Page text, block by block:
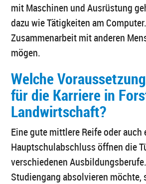
mit Maschinen und Ausrüstung
dazu wie Tätigkeiten am
Zusammenarbeit mit anderen
mögen.
Welche
für die Karriere in
Landwirtschaft?
Eine gute mittlere Reife oder auch
Hauptschulabschluss öffnen die
verschiedenen
Studiengang absolvieren